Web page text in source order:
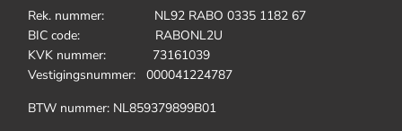
Rek. nummer: NL92 RABO 0335 1182 67
BIC code: RABONL2U
KVK nummer: 73161039
Vestigingsnummer: 000041224787
BTW nummer: NL859379899B01